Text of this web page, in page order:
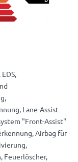
Lane-Assist
"Front-Assist"
Airbag für
Feuerlöscher,